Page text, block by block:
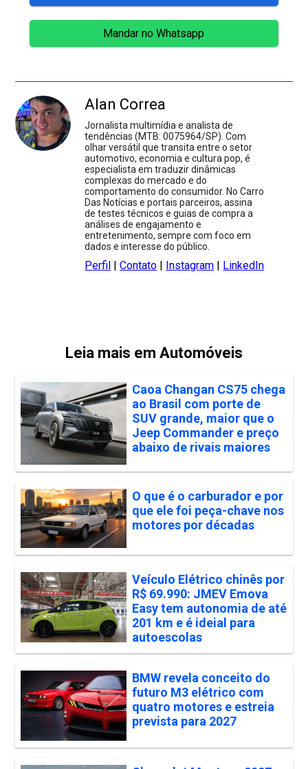
Mandar no Whatsapp
Alan Correa
Jornalista multimídia e analista de
tendências (MTB: 0075964/SP). Com
olhar versátil que transita entre o setor
automotivo, economia e cultura pop, é
especialista em traduzir dinâmicas
complexas do mercado e do
comportamento do consumidor. No Carro
Das Notícias e portais parceiros, assina
de testes técnicos e guias de compra a
análises de engajamento e
entretenimento, sempre com foco em
dados e interesse do público.
Perfil |Contato | Instagram | LinkedIn
Leia mais em Automóveis
Caoa Changan CS75 chega
ao Brasil com porte de
SUV grande, maior que o
Jeep Commander e preço
abaixo de rivais maiores
O que é o carburador e por
que ele foi peça-chave nos
motores por décadas
Veículo Elétrico chinês por
R$ 69.990: JMEV Emova
Easy tem autonomia de até
201 km e é ideial para
autoescolas
BMW revela conceito do
futuro M3 elétrico com
quatro motores e estreia
prevista para 2027